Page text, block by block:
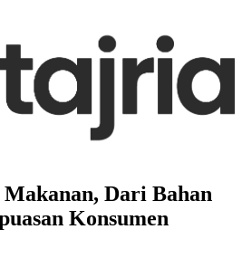
Dari Bahan
Konsumen